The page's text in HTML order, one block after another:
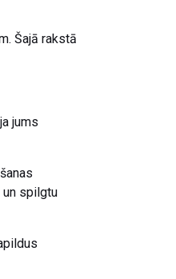
Šajā rakstā
jums
un spilgtu